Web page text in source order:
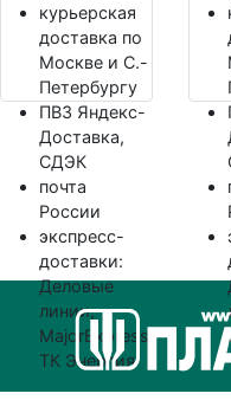
курьерская
доставка по
Москве и С.-
Петербургу
ПВЗ Яндекс-
Доставка,
СДЭК
почта
России
экспресс-
доставки:
Деловые
линии,
MajorExpress,
ТК Энергия